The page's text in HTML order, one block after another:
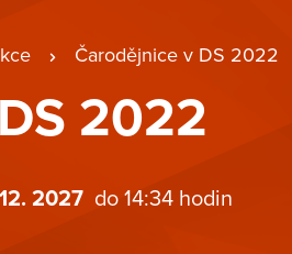
Čarodějnice v DS 2022
2022
2027 do 14:34 hodin